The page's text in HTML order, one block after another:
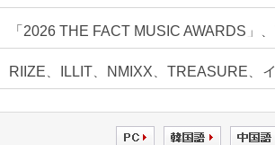
もスタート！！
「2026 THE FACT MUSIC AWARDS」
RIIZE、ILLIT、NMIXX、TREASURE、
インナップに合流！